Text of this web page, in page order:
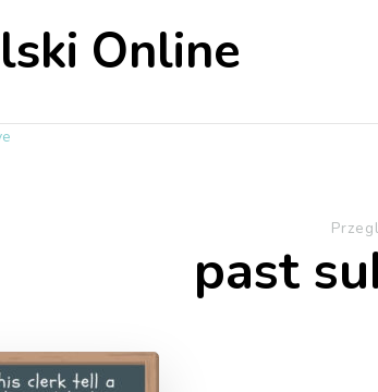
Online
past